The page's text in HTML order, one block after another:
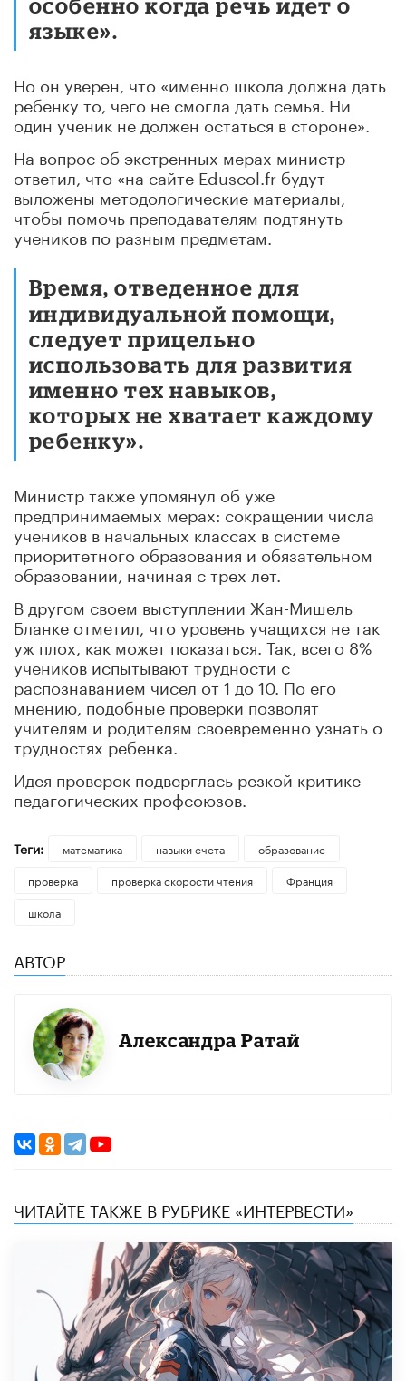
языке».
Но он уверен, что «именно школа должна дать
ребенку то, чего не смогла дать семья. Ни
один ученик не должен остаться в стороне».
На вопрос об экстренных мерах министр
ответил, что «на сайте Eduscol.fr будут
выложены методологические материалы,
чтобы помочь преподавателям подтянуть
учеников по разным предметам.
Время, отведенное для
индивидуальной помощи,
следует прицельно
использовать для развития
именно тех навыков,
которых не хватает каждому
ребенку».
Министр также упомянул об уже
предпринимаемых мерах: сокращении числа
учеников в начальных классах в системе
приоритетного образования и обязательном
образовании, начиная с трех лет.
В другом своем выступлении Жан-Мишель
Бланке отметил, что уровень учащихся не так
уж плох, как может показаться. Так, всего 8%
учеников испытывают трудности с
распознаванием чисел от 1 до 10. По его
мнению, подобные проверки позволят
учителям и родителям своевременно узнать о
трудностях ребенка.
Идея проверок подверглась резкой критике
педагогических профсоюзов.
Теги: математика навыки счета
образование
проверка
проверка скорости чтения
Франция
школа
АВТОР
Александра Ратай
ЧИТАЙТЕ ТАКЖЕ В РУБРИКЕ «ИНТЕРВЕСТИ»